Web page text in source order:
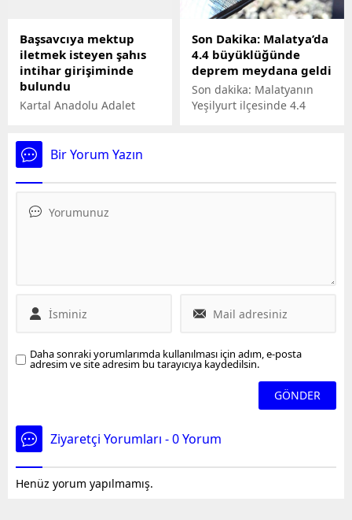
N.S.D.'nin, eski eşine daha
öğrenildi.
Başsavcıya mektup
iletmek isteyen şahıs
intihar girişiminde
bulundu
Kartal Anadolu Adalet
şahıs silahı boynuna
dayadı ve intihar
girişiminde bulundu.
gözaltına alındı.
Son Dakika: Malatya’da
4.4 büyüklüğünde
deprem meydana geldi
Son dakika: Malatyanın
Yeşilyurt ilçesinde 4.4
gerçekleşirken,
Bir Yorum Yazın
Daha sonraki yorumlarımda kullanılması için adım, e-posta
adresim ve site adresim bu tarayıcıya kaydedilsin.
Ziyaretçi Yorumları - 0 Yorum
Henüz yorum yapılmamış.